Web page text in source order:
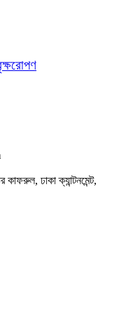
কাফরুল, ঢাকা ক্যান্টনমেন্ট,